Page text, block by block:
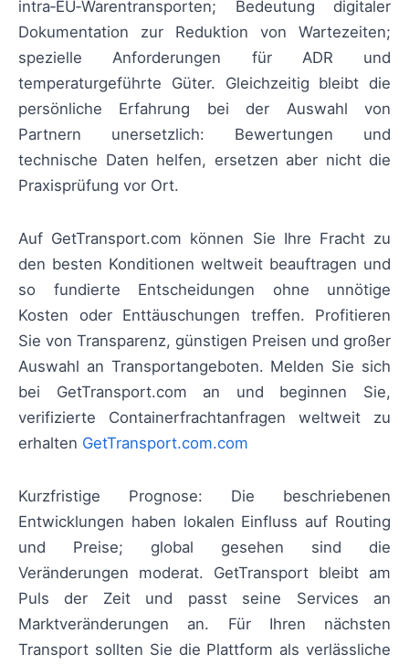
intra‑EU‑Warentransporten; Bedeutung digitaler
Dokumentation zur Reduktion von Wartezeiten;
spezielle Anforderungen für ADR und
temperaturgeführte Güter. Gleichzeitig bleibt die
persönliche Erfahrung bei der Auswahl von
Partnern unersetzlich: Bewertungen und
technische Daten helfen, ersetzen aber nicht die
Praxisprüfung vor Ort.
Auf GetTransport.com können Sie Ihre Fracht zu
den besten Konditionen weltweit beauftragen und
so fundierte Entscheidungen ohne unnötige
Kosten oder Enttäuschungen treffen. Profitieren
Sie von Transparenz, günstigen Preisen und großer
Auswahl an Transportangeboten. Melden Sie sich
bei GetTransport.com an und beginnen Sie,
verifizierte Containerfrachtanfragen weltweit zu
erhalten GetTransport.com.com
Kurzfristige Prognose: Die beschriebenen
Entwicklungen haben lokalen Einfluss auf Routing
und Preise; global gesehen sind die
Veränderungen moderat. GetTransport bleibt am
Puls der Zeit und passt seine Services an
Marktveränderungen an. Für Ihren nächsten
Transport sollten Sie die Plattform als verlässliche